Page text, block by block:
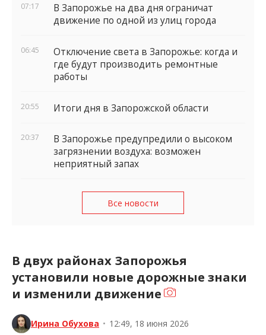
07:17
В Запорожье на два дня ограничат
движение по одной из улиц города
06:45
Отключение света в Запорожье: когда и
где будут производить ремонтные
работы
20:55 Итоги дня в Запорожской области
20:37
В Запорожье предупредили о высоком
загрязнении воздуха: возможен
неприятный запах
Все новости
В двух районах Запорожья
установили новые дорожные знаки
и изменили движение
Ирина Обухова • 12:49, 18 июня 2026